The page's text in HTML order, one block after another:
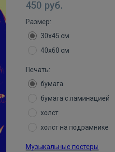
450 руб.
Размер:
30х45 см
40х60 см
Печать:
бумага
бумага с ламинацией
холст
холст на подрамнике
Музыкальные постеры